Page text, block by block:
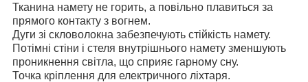
Тканина намету не горить, а повільно плавиться за
прямого контакту з вогнем.
Дуги зі скловолокна забезпечують стійкість намету.
Потімні стіни і стеля внутрішнього намету зменшують
проникнення світла, що сприяє гарному сну.
Точка кріплення для електричного ліхтаря.